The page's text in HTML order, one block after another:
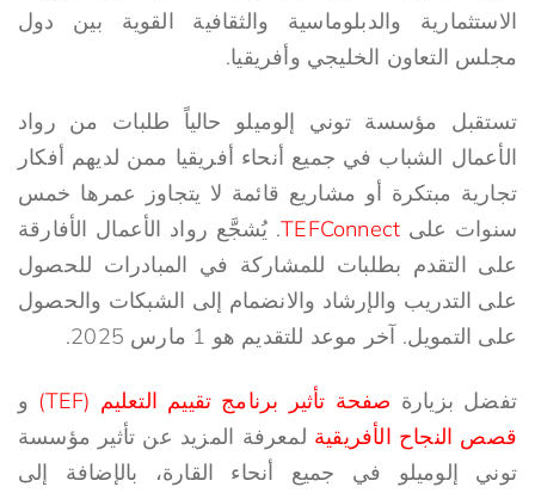
الاستثمارية والدبلوماسية والثقافية القوية بين دول
مجلس التعاون الخليجي وأفريقيا.
تستقبل مؤسسة توني إلوميلو حالياً طلبات من رواد
الأعمال الشباب في جميع أنحاء أفريقيا ممن لديهم أفكار
تجارية مبتكرة أو مشاريع قائمة لا يتجاوز عمرها خمس
سنوات على TEFConnect. يُشجَّع رواد الأعمال الأفارقة
على التقدم بطلبات للمشاركة في المبادرات للحصول
على التدريب والإرشاد والانضمام إلى الشبكات والحصول
على التمويل. آخر موعد للتقديم هو 1 مارس 2025.
تفضل بزيارة صفحة تأثير برنامج تقييم التعليم (TEF)
و
قصص النجاح الأفريقية لمعرفة المزيد عن تأثير مؤسسة
توني إلوميلو في جميع أنحاء القارة، بالإضافة إلى